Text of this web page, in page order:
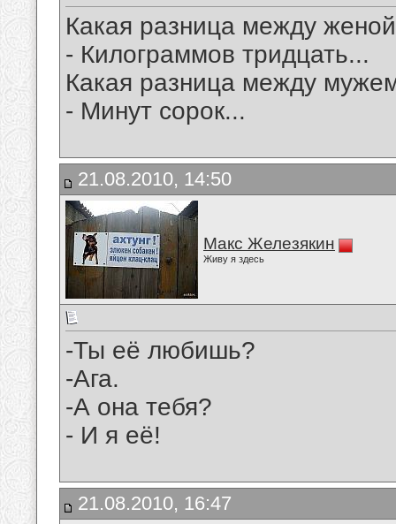
Какая разница между
- Килограммов тридцать...
Какая разница между
- Минут сорок...
21.08.2010, 14:50
Макс Железякин
Живу я здесь
-Ты её любишь?
-Ага.
-А она тебя?
- И я её!
21.08.2010, 16:47